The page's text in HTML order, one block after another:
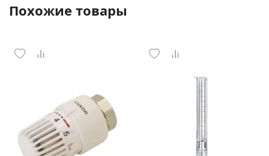
Похожие товары